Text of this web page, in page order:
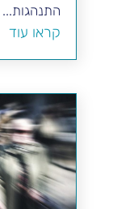
התנהגות...
קראו עוד